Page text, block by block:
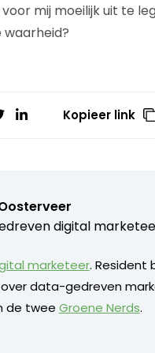
mij moeilijk uit te
waarheid?
Kopieer link
digital
marketeer. Resident
over data-gedreven
de twee Groene Nerds.